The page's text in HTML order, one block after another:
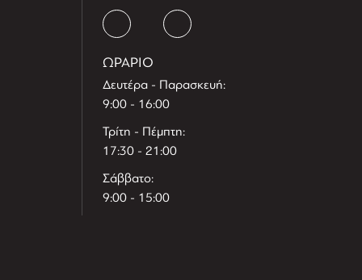
ΩΡΑΡΙΟ
Δευτέρα - Παρασκευή:
9:00 - 16:00
Τρίτη - Πέμπτη:
17:30 - 21:00
Σάββατο:
9:00 - 15:00